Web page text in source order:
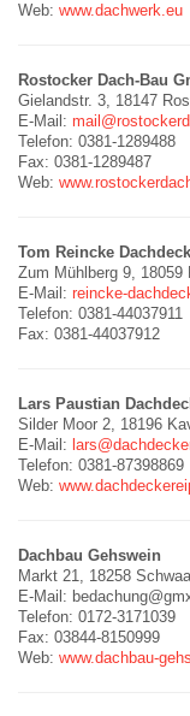
Web: www.dachwerk.eu
Rostocker Dach-Bau
Gielandstr. 3, 18147
E-Mail:
Telefon: 0381-1289488
Fax: 0381-1289487
Web:
Tom Reincke
Zum Mühlberg 9, 18059
E-Mail: reincke-
Telefon: 0381-44037911
Fax: 0381-44037912
Lars Paustian
Silder Moor 2, 18196
E-Mail:
Telefon: 0381-87398869
Web:
Dachbau Gehswein
Markt 21, 18258
E-Mail:
Telefon: 0172-3171039
Fax: 03844-8150999
Web: www.dachbau-